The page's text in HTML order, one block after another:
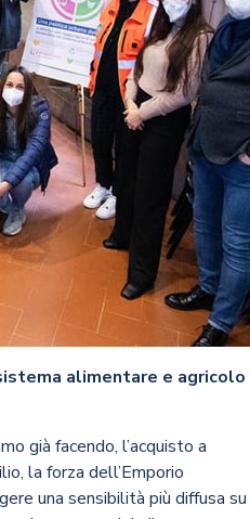
alimentare e agricolo
già facendo, l’acquisto a
la forza dell’Emporio
una sensibilità più diffusa su